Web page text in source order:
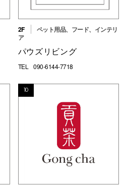
2F
ペット用品、フード、インテリ
ア
パウズリビング
TEL 090-6144-7718
10